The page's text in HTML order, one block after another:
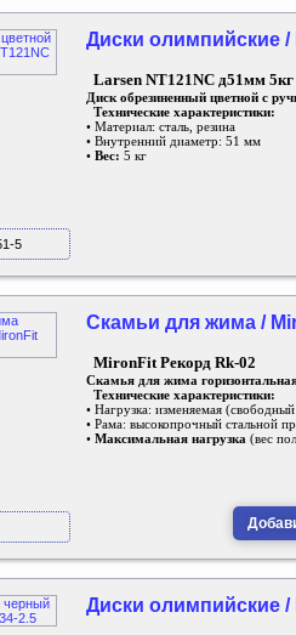
Диски олимпийские /
Larsen NT121NC д51мм 5кг
Диск обрезиненный цветной с
Технические характеристики:
• Материал: сталь, резина
• Внутренний диаметр: 51 мм
• Вес: 5 кг
5
Скамьи для жима /
MironFit Рекорд Rk-02
Скамья для жима
Технические характеристики:
• Нагрузка: изменяемая
• Рама: высокопрочный стальной
• Максимальная нагрузка (вес
Диски олимпийские /